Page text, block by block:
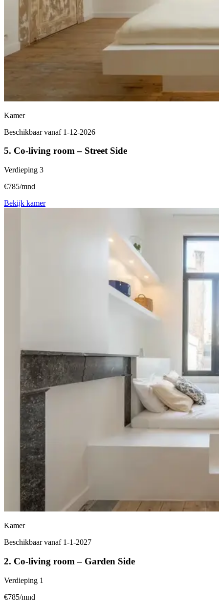
Kamer
Beschikbaar vanaf 1-12-2026
5. Co-living room – Street Side
Verdieping 3
€785/mnd
Bekijk kamer
Kamer
Beschikbaar vanaf 1-1-2027
2. Co-living room – Garden Side
Verdieping 1
€785/mnd